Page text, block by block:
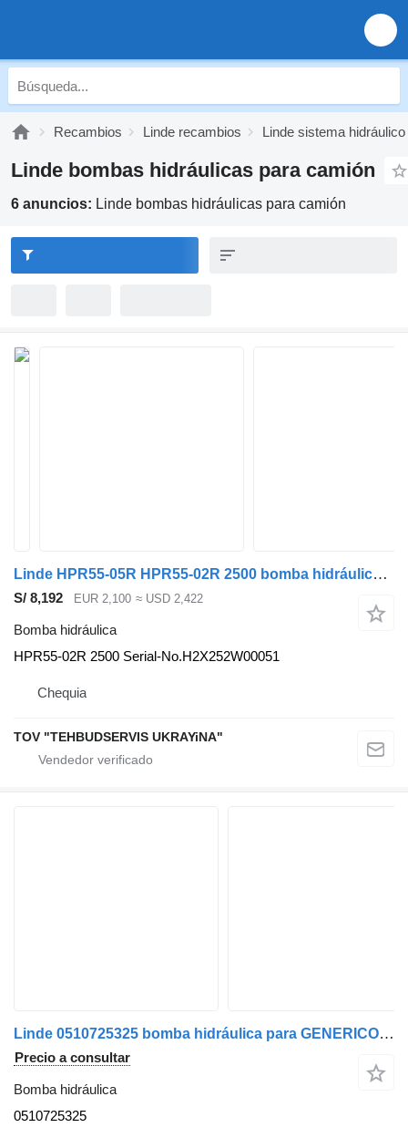
Recambios Linde recambios Linde sistema hidráulico
Linde bombas hidráulicas para camión
6 anuncios: Linde bombas hidráulicas para camión
Linde HPR55-05R HPR55-02R 2500 bomba hidráulica para Mercedes-Benz Atego 1324 camión
S/ 8,192 EUR 2,100 ≈ USD 2,422
Bomba hidráulica
HPR55-02R 2500 Serial-No.H2X252W00051
Chequia
TOV "TEHBUDSERVIS UKRAYiNA"
Linde 0510725325 bomba hidráulica para GENERICO camión
Precio a consultar
Bomba hidráulica
0510725325